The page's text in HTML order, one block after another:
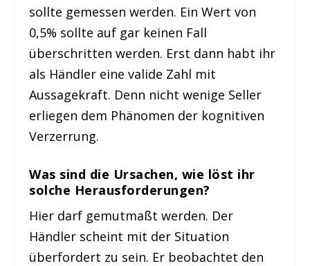
sollte gemessen werden. Ein Wert von
0,5% sollte auf gar keinen Fall
überschritten werden. Erst dann habt ihr
als Händler eine valide Zahl mit
Aussagekraft. Denn nicht wenige Seller
erliegen dem Phänomen der kognitiven
Verzerrung.
Was sind die Ursachen, wie löst ihr
solche Herausforderungen?
Hier darf gemutmaßt werden. Der
Händler scheint mit der Situation
überfordert zu sein. Er beobachtet den